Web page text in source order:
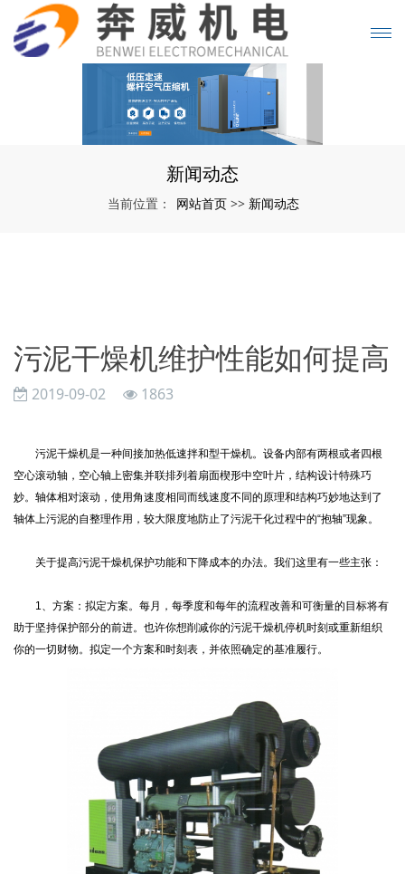
新闻动态
当前位置： 网站首页 >> 新闻动态
污泥干燥机维护性能如何提高
2019-09-02 1863
污泥干燥机是一种间接加热低速拌和型干燥机。设备内部有两根或者四根
空心滚动轴，空心轴上密集并联排列着扇面楔形中空叶片，结构设计特殊巧
妙。轴体相对滚动，使用角速度相同而线速度不同的原理和结构巧妙地达到了
轴体上污泥的自整理作用，较大限度地防止了污泥干化过程中的“抱轴”现象。
关于提高污泥干燥机保护功能和下降成本的办法。我们这里有一些主张：
1、方案：拟定方案。每月，每季度和每年的流程改善和可衡量的目标将有
助于坚持保护部分的前进。也许你想削减你的污泥干燥机停机时刻或重新组织
你的一切财物。拟定一个方案和时刻表，并依照确定的基准履行。